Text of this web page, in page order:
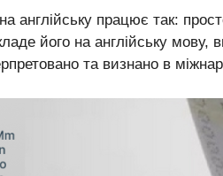
на англійську працює так:
його на англійську
та визнано в